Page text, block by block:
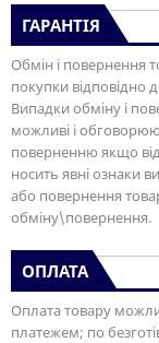
ГАРАНТІЯ
Обмін і повернення
покупки відповідно
Випадки обміну і
можливі і
поверненню якщо
носить явні ознаки
або повернення
обміну\повернення.
ОПЛАТА
Оплата товару
платежем; по